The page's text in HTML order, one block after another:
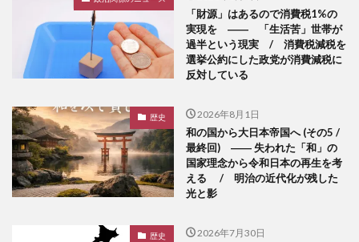
「財源」はあるので消費税1%の
実現を ―― 「生活苦」世帯が
過半という現実 / 消費税減税を
選挙公約にした政党が消費減税に
反対している
歴史 2026年8月1日
和の国から大日本帝国へ (その5 /
最終回) ―― 失われた「和」の
国家理念から令和日本の再生を考
える / 明治の近代化が残した
光と影
歴史 2026年7月30日